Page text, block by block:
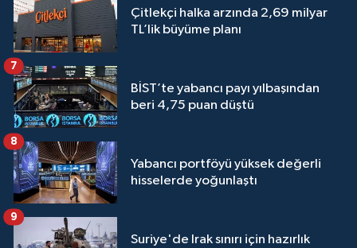
Çitlekçi halka arzında 2,69 milyar
TL’lik büyüme planı
BİST’te yabancı payı yılbaşından
beri 4,75 puan düştü
7
Yabancı portföyü yüksek değerli
hisselerde yoğunlaştı
8
Suriye'de Irak sınırı için hazırlık
9